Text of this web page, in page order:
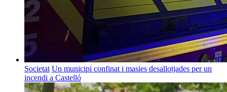
Societat Un municipi confinat i masies desallotjades per un
incendi a Castelló